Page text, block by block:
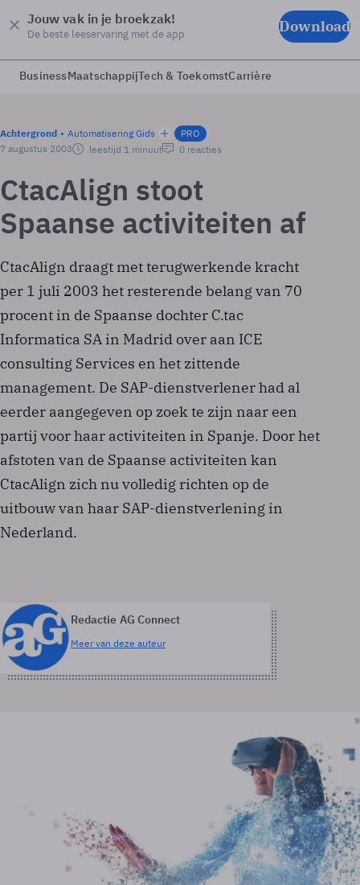
Jouw vak in je broekzak!
De beste leeservaring met de app Download
BusinessMaatschappijTech & ToekomstCarrière
Achtergrond Automatisering Gids
PRO
7 augustus 2003
leestijd 1 minuut 0 reacties
CtacAlign stoot
Spaanse activiteiten af
CtacAlign draagt met terugwerkende kracht
per 1 juli 2003 het resterende belang van 70
procent in de Spaanse dochter C.tac
Informatica SA in Madrid over aan ICE
consulting Services en het zittende
management. De SAP-dienstverlener had al
eerder aangegeven op zoek te zijn naar een
partij voor haar activiteiten in Spanje. Door het
afstoten van de Spaanse activiteiten kan
CtacAlign zich nu volledig richten op de
uitbouw van haar SAP-dienstverlening in
Nederland.
Redactie AG Connect
Meer van deze auteur